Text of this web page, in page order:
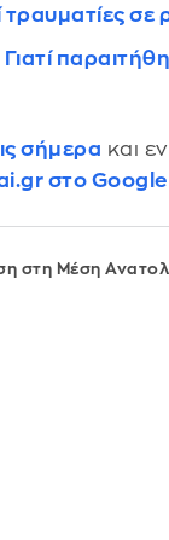
τραυματίες
σήμερα και
στο
στη Μέση